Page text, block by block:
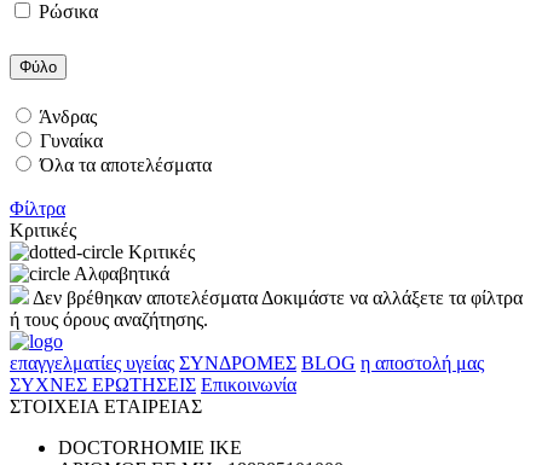
Ρώσικα
Φύλο
Άνδρας
Γυναίκα
Όλα τα αποτελέσματα
Φίλτρα
Κριτικές
Κριτικές
Αλφαβητικά
Δεν βρέθηκαν αποτελέσματα Δοκιμάστε να αλλάξετε τα φίλτρα
ή τους όρους αναζήτησης.
επαγγελματίες υγείας ΣΥΝΔΡΟΜΕΣ BLOG η αποστολή μας
ΣΥΧΝΕΣ ΕΡΩΤΗΣΕΙΣ Επικοινωνία
ΣΤΟΙΧΕΙΑ ΕΤΑΙΡΕΙΑΣ
DOCTORHOMIE ΙΚΕ